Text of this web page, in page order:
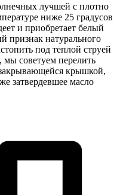
лучшей с плотно
ниже 25 градусов
и приобретает белый
признак натурального
под теплой струей
мы советуем перелить
крышкой,
затвердевшее масло